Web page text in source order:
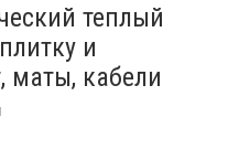
теплый
и
маты, кабели